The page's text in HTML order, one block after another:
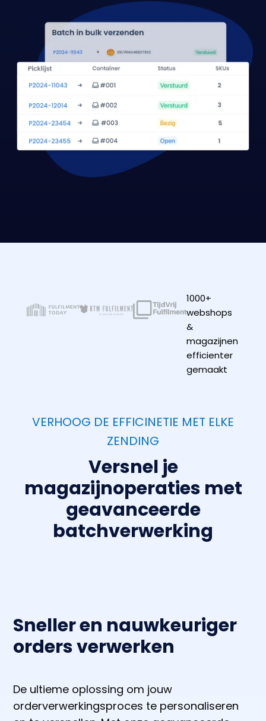
1000+
webshops
&
magazijnen
efficienter
gemaakt
VERHOOG DE EFFICINETIE MET ELKE
ZENDING
Versnel je
magazijnoperaties met
geavanceerde
batchverwerking
Sneller en nauwkeuriger
orders verwerken
De ultieme oplossing om jouw
orderverwerkingsproces te personaliseren